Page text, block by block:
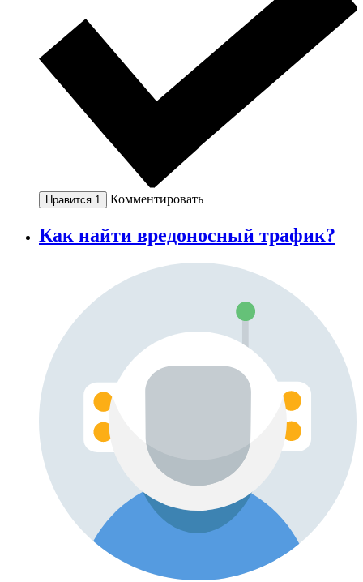
Нравится 1 Комментировать
Как найти вредоносный трафик?